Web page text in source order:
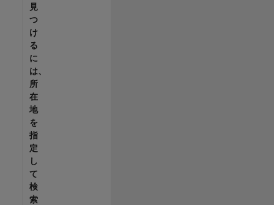
見
つ
け
る
に
は、
所
在
地
を
指
定
し
て
検
索